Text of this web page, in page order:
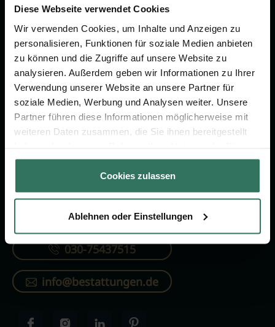
Diese Webseite verwendet Cookies
Wir verwenden Cookies, um Inhalte und Anzeigen zu
personalisieren, Funktionen für soziale Medien anbieten
zu können und die Zugriffe auf unsere Website zu
analysieren. Außerdem geben wir Informationen zu Ihrer
Verwendung unserer Website an unsere Partner für
soziale Medien, Werbung und Analysen weiter. Unsere
Partner führen diese Informationen möglicherweise mit
weiteren Daten zusammen, die Sie ihnen bereitgestellt
gesammelt haben.
Cookies zulassen
Ablehnen oder Einstellungen
Vorsorge.
Jetzt beraten lassen
FÜR SIE
Vergleich
Verzeichnis
FÜR BESTATTER
Online-Portal
KONTAKTIEREN SIE UNS
030-75437515
info@bestattungen.de